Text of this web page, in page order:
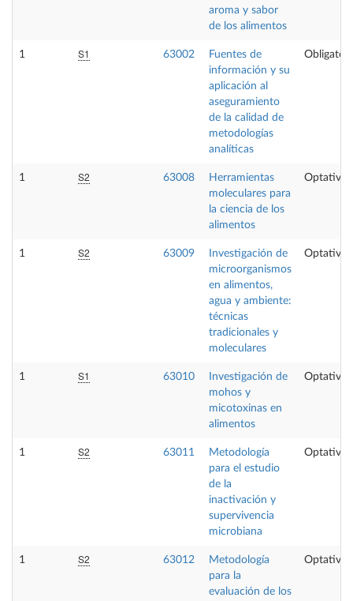
aroma y sabor
de los alimentos
1 S1 63002
Fuentes de
información y su
aplicación al
aseguramiento
de la calidad de
metodologías
analíticas
1 S2 63008
Herramientas
moleculares para
la ciencia de los
alimentos
Optativa
1 S2 63009
Investigación de
microorganismos
en alimentos,
agua y ambiente:
técnicas
tradicionales y
moleculares
Optativa
1 S1 63010
Investigación de
mohos y
micotoxinas en
alimentos
Optativa
1 S2 63011
Metodología
para el estudio
de la
inactivación y
supervivencia
microbiana
Optativa
1 S2 63012
Metodología
para la
evaluación de los
Optativa